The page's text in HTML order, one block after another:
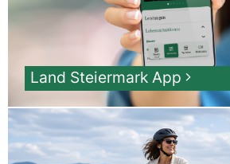
Land Steiermark App